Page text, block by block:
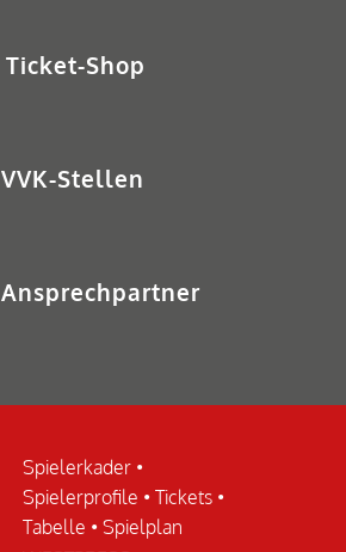
Ticket-Shop
VVK-Stellen
Ansprechpartner
Spielerkader •
Spielerprofile • Tickets •
Tabelle • Spielplan